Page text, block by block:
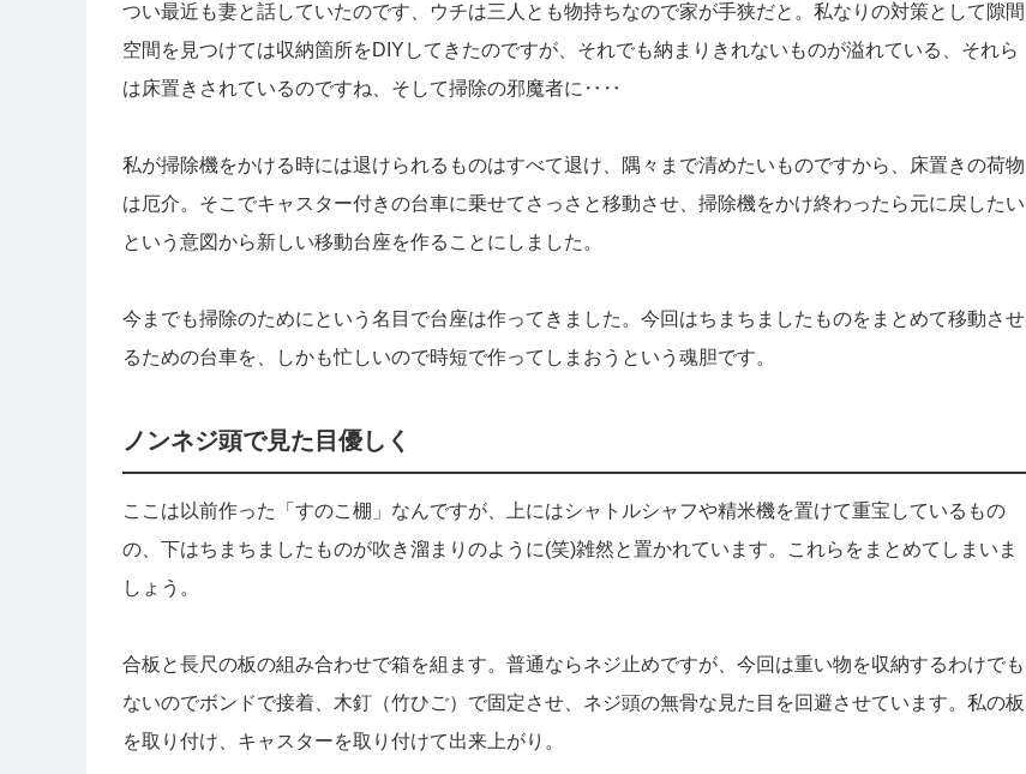
つい最近も妻と話していたのです、ウチは三人とも物持ちなので家が手狭だと。私なりの対策として隙間
空間を見つけては収納箇所をDIYしてきたのですが、それでも納まりきれないものが溢れている、それら
は床置きされているのですね、そして掃除の邪魔者に‥‥
私が掃除機をかける時には退けられるものはすべて退け、隅々まで清めたいものですから、床置きの荷物
は厄介。そこでキャスター付きの台車に乗せてさっさと移動させ、掃除機をかけ終わったら元に戻したい
という意図から新しい移動台座を作ることにしました。
今までも掃除のためにという名目で台座は作ってきました。今回はちまちましたものをまとめて移動させ
るための台車を、しかも忙しいので時短で作ってしまおうという魂胆です。
ノンネジ頭で見た目優しく
ここは以前作った「すのこ棚」なんですが、上にはシャトルシャフや精米機を置けて重宝しているもの
の、下はちまちましたものが吹き溜まりのように(笑)雑然と置かれています。これらをまとめてしまいま
しょう。
合板と長尺の板の組み合わせで箱を組ます。普通ならネジ止めですが、今回は重い物を収納するわけでも
ないのでボンドで接着、木釘（竹ひご）で固定させ、ネジ頭の無骨な見た目を回避させています。私の板
を取り付け、キャスターを取り付けて出来上がり。